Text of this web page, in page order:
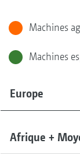
Machines
Machines
Europe
Afrique +